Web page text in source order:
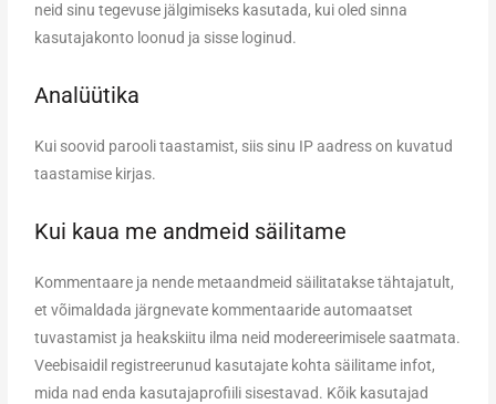
neid sinu tegevuse jälgimiseks kasutada, kui oled sinna
kasutajakonto loonud ja sisse loginud.
Analüütika
Kui soovid parooli taastamist, siis sinu IP aadress on kuvatud
taastamise kirjas.
Kui kaua me andmeid säilitame
Kommentaare ja nende metaandmeid säilitatakse tähtajatult,
et võimaldada järgnevate kommentaaride automaatset
tuvastamist ja heakskiitu ilma neid modereerimisele saatmata.
Veebisaidil registreerunud kasutajate kohta säilitame infot,
mida nad enda kasutajaprofiili sisestavad. Kõik kasutajad